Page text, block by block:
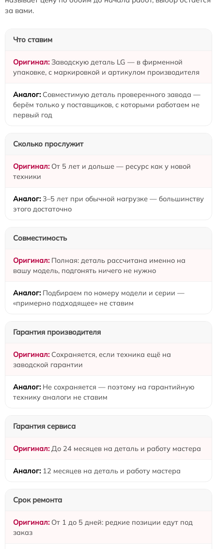
за вами.
Что ставим
Заводскую деталь LG — в фирменной
упаковке, с маркировкой и артикулом производителя
Совместимую деталь проверенного завода —
берём только у поставщиков, с которыми работаем не
первый год
Сколько прослужит
От 5 лет и дольше — ресурс как у новой
техники
3–5 лет при обычной нагрузке — большинству
этого достаточно
Совместимость
Полная: деталь рассчитана именно на
вашу модель, подгонять ничего не нужно
Подбираем по номеру модели и серии —
«примерно подходящее» не ставим
Гарантия производителя
Сохраняется, если техника ещё на
заводской гарантии
Не сохраняется — поэтому на гарантийную
технику аналоги не ставим
Гарантия сервиса
До 24 месяцев на деталь и работу мастера
12 месяцев на деталь и работу мастера
Срок ремонта
От 1 до 5 дней: редкие позиции едут под
заказ